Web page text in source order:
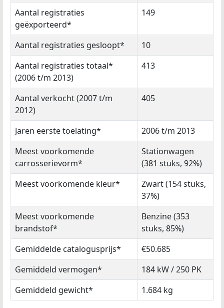
Aantal registraties
geëxporteerd*
149
Aantal registraties gesloopt*
10
Aantal registraties totaal*
(2006 t/m 2013)
413
Aantal verkocht (2007 t/m
2012)
405
Jaren eerste toelating*
2006 t/m 2013
Meest voorkomende
carrosserievorm*
Stationwagen
(381 stuks, 92%)
Meest voorkomende kleur*
Zwart (154 stuks,
37%)
Meest voorkomende
brandstof*
Benzine (353
stuks, 85%)
Gemiddelde catalogusprijs*
€50.685
Gemiddeld vermogen*
184 kW / 250 PK
Gemiddeld gewicht*
1.684 kg